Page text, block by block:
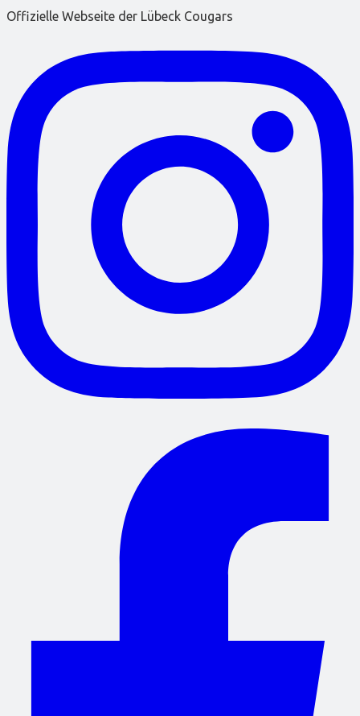
Offizielle Webseite der Lübeck Cougars